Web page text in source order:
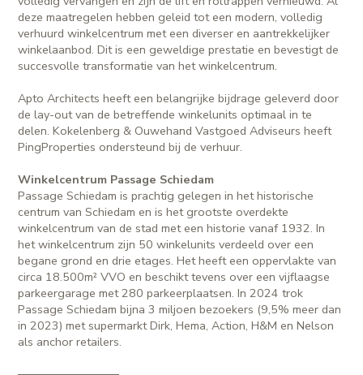
deze maatregelen hebben geleid tot een modern, volledig
verhuurd winkelcentrum met een diverser en aantrekkelijker
winkelaanbod. Dit is een geweldige prestatie en bevestigt de
succesvolle transformatie van het winkelcentrum.
Apto Architects heeft een belangrijke bijdrage geleverd door
de lay-out van de betreffende winkelunits optimaal in te
delen. Kokelenberg & Ouwehand Vastgoed Adviseurs heeft
PingProperties ondersteund bij de verhuur.
Winkelcentrum Passage Schiedam
Passage Schiedam is prachtig gelegen in het historische
centrum van Schiedam en is het grootste overdekte
winkelcentrum van de stad met een historie vanaf 1932. In
het winkelcentrum zijn 50 winkelunits verdeeld over een
begane grond en drie etages. Het heeft een oppervlakte van
circa 18.500m² VVO en beschikt tevens over een vijflaagse
parkeergarage met 280 parkeerplaatsen. In 2024 trok
Passage Schiedam bijna 3 miljoen bezoekers (9,5% meer dan
in 2023) met supermarkt Dirk, Hema, Action, H&M en Nelson
als anchor retailers.